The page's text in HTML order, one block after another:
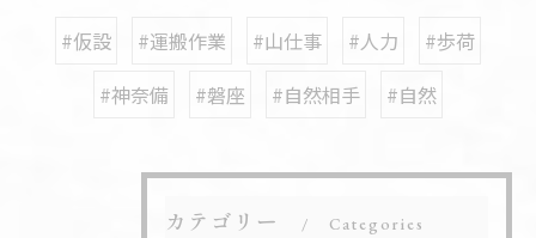
#仮設 #運搬作業 #山仕事 #人力
#歩荷
#神奈備
#磐座 #自然相手 #自然
カテゴリー Categories